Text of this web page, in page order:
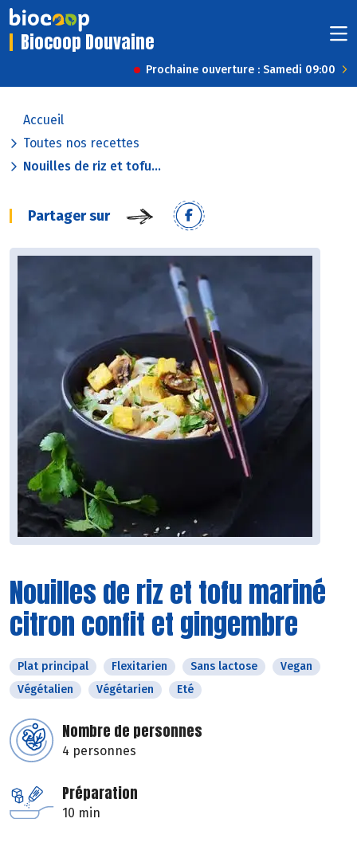
Biocoop Douvaine
Prochaine ouverture : Samedi 09:00
Accueil
Toutes nos recettes
Nouilles de riz et tofu...
Partager sur
Nouilles de riz et tofu mariné
citron confit et gingembre
Plat principal Flexitarien Sans lactose
Vegan
Végétalien
Végétarien Eté
Nombre de personnes
4 personnes
Préparation
10 min